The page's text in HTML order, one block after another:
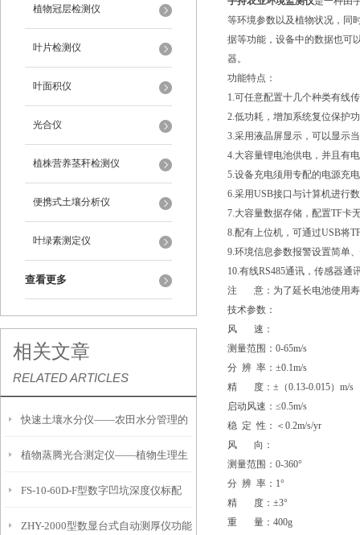
植物冠层检测仪
叶片检测仪
叶面积仪
光合仪
植株营养茎秆检测仪
便携式土壤分析仪
叶绿素测定仪
查看更多
相关文章
RELATED ARTICLES
快速土壤水分仪——农田水分管理的
便携式检测工具
植物蒸腾光合测定仪——植物生理生
态的实时监测设备
FS-10-60D-F型数字凹坑深度仪标配
IP54级表头分辨率0.01mm量程
ZHY-2000型数显台式自动测厚仪功能
等环境参数以及植物状况，同
据等功能，设备中的数据也可
器。
功能特点：
1.可任意配置十几个种类有线
2.低功耗，增加系统复位保护
3.采用液晶屏显示，可以显示
4.大容量锂电池供电，并且有
5.设备充电须用专配的电源充
6.采用USB接口与计算机进行
7.大容量数据存储，配置TF卡
8.配有上位机，可通过USB将
9.环境信息参数报警设置简单
10.有线RS485通讯，传感器通
注 意：为了延长电池使用寿
技术参数：
风 速：
测量范围：0-65m/s
分 辨 率：±0.1m/s
精 度：±（0.13-0.015）m/s
启动风速：≤0.5m/s
稳 定 性：＜0.2m/s/yr
风 向：
测量范围：0-360°
分 辨 率：1°
精 度：±3°
重 量：400g